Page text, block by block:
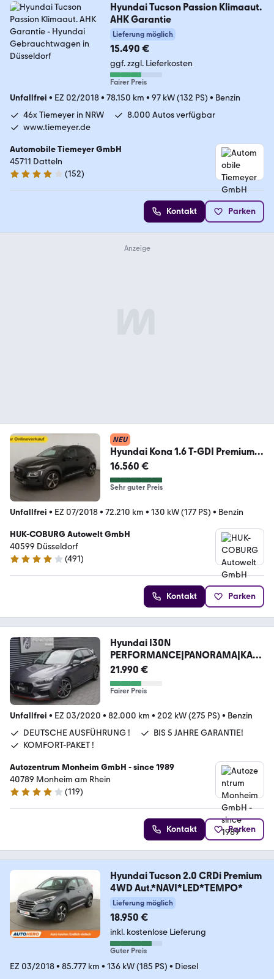
Hyundai Tucson Passion Klimaaut.
AHK Garantie
Lieferung möglich
15.490 €
ggf. zzgl. Lieferkosten
Fairer Preis
Unfallfrei • EZ 02/2018• 78.150 km • 97 kW (132 PS) • Benzin
46x Tiemeyer in NRW
8.000 Autos verfügbar
www.tiemeyer.de
Automobile Tiemeyer GmbH
45711 Datteln
3.8 Sterne
(152)
Kontakt Parken
NEU
Hyundai Kona 1.6 T-GDI Premium
4WD LED+NAVI+SHZ+RFK+GSD+
16.560 €
Sehr guter Preis
Unfallfrei • EZ 07/2018• 72.210 km • 130 kW (177 PS) • Benzin
HUK-COBURG Autowelt GmbH
40599 Düsseldorf
4.1 Sterne
(491)
Kontakt Parken
Hyundai I30N
PERFORMANCE|PANORAMA|KAM
ERA|APPLE|NAVI|LED
21.990 €
Fairer Preis
Unfallfrei • EZ 03/2020 • 82.000 km • 202 kW (275 PS) • Benzin
DEUTSCHE AUSFÜHRUNG !
BIS 5 JAHRE GARANTIE!
KOMFORT-PAKET !
Autozentrum Monheim GmbH - since 1989
40789 Monheim am Rhein
4 Sterne
(119)
Kontakt Parken
Hyundai Tucson 2.0 CRDi Premium
4WD Aut.*NAVI*LED*TEMPO*
Lieferung möglich
18.950 €
inkl. kostenlose Lieferung
Guter Preis
EZ 03/2018• 85.777 km • 136 kW (185 PS) • Diesel